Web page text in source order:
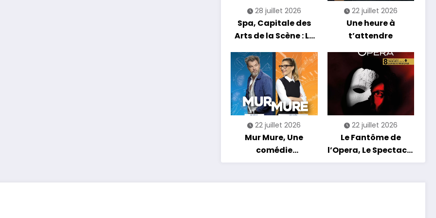
28 juillet 2026
Spa, Capitale des
Arts de la Scène : Le
est Lancé !
22 juillet 2026
Une heure à
t’attendre
22 juillet 2026
Mur Mure, Une
comédie
romantique en
22 juillet 2026
Le Fantôme de
l’Opera, Le Spectacle
Musical